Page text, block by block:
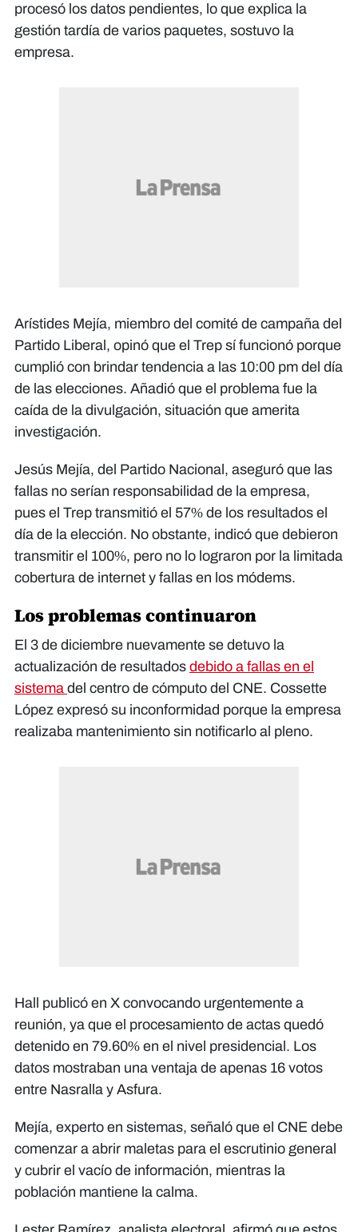
procesó los datos pendientes, lo que explica la
gestión tardía de varios paquetes, sostuvo la
empresa.
Arístides Mejía, miembro del comité de campaña del
Partido Liberal, opinó que el Trep sí funcionó porque
cumplió con brindar tendencia a las 10:00 pm del día
de las elecciones. Añadió que el problema fue la
caída de la divulgación, situación que amerita
investigación.
Jesús Mejía, del Partido Nacional, aseguró que las
fallas no serían responsabilidad de la empresa,
pues el Trep transmitió el 57% de los resultados el
día de la elección. No obstante, indicó que debieron
transmitir el 100%, pero no lo lograron por la limitada
cobertura de internet y fallas en los módems.
Los problemas continuaron
El 3 de diciembre nuevamente se detuvo la
actualización de resultados debido a fallas en el
sistema del centro de cómputo del CNE. Cossette
López expresó su inconformidad porque la empresa
realizaba mantenimiento sin notificarlo al pleno.
Hall publicó en X convocando urgentemente a
reunión, ya que el procesamiento de actas quedó
detenido en 79.60% en el nivel presidencial. Los
datos mostraban una ventaja de apenas 16 votos
entre Nasralla y Asfura.
Mejía, experto en sistemas, señaló que el CNE debe
comenzar a abrir maletas para el escrutinio general
y cubrir el vacío de información, mientras la
población mantiene la calma.